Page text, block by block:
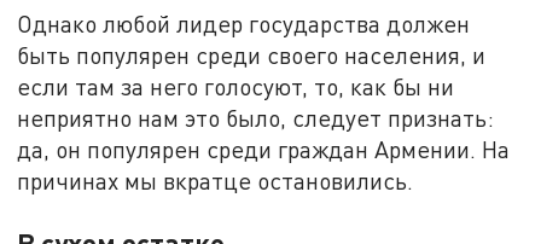
Однако любой лидер государства должен
быть популярен среди своего населения, и
если там за него голосуют, то, как бы ни
неприятно нам это было, следует признать:
да, он популярен среди граждан Армении. На
причинах мы вкратце остановились.